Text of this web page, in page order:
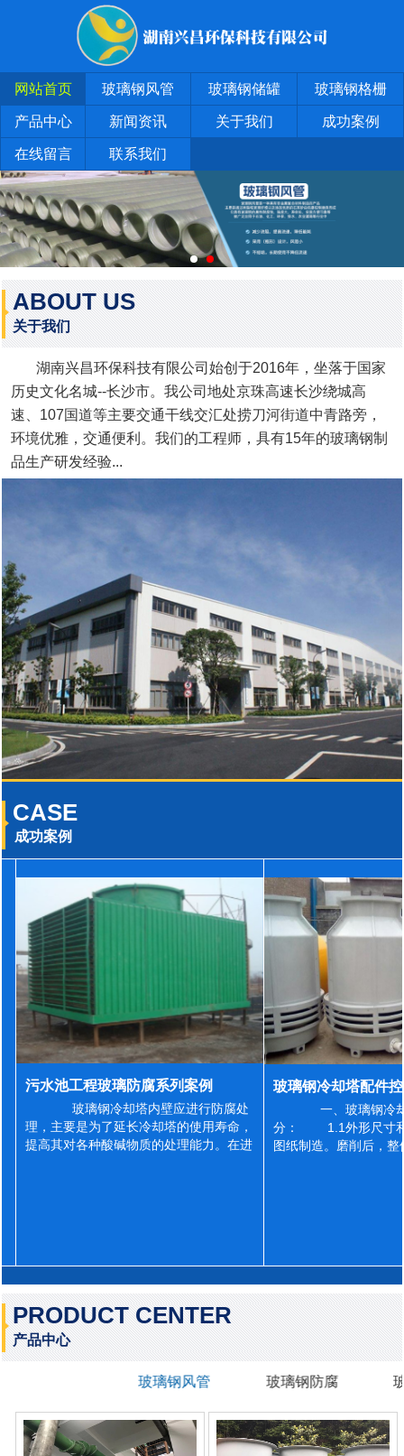
网站首页 玻璃钢风管 玻璃钢储罐 玻璃钢格栅
产品中心 新闻资讯 关于我们 成功案例
在线留言 联系我们
ABOUT US
关于我们
湖南兴昌环保科技有限公司始创于2016年，坐落于国家
历史文化名城--长沙市。我公司地处京珠高速长沙绕城高
速、107国道等主要交通干线交汇处捞刀河街道中青路旁，
环境优雅，交通便利。我们的工程师，具有15年的玻璃钢制
品生产研发经验...
CASE
成功案例
污水池工程玻璃防腐系列案例
玻璃钢冷却塔内壁应进行防腐处
理，主要是为了延长冷却塔的使用寿命，
提高其对各种酸碱物质的处理能力。在进
一、玻璃钢冷
分： 1.1外形尺寸和
图纸制造。磨削后，
PRODUCT CENTER
产品中心
玻璃钢风管 玻璃钢防腐